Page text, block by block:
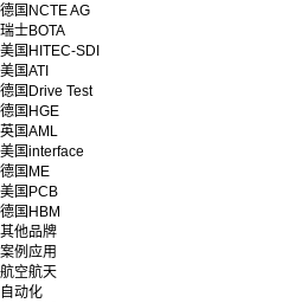
德国NCTE AG
瑞士BOTA
美国HITEC-SDI
美国ATI
德国Drive Test
德国HGE
英国AML
美国interface
德国ME
美国PCB
德国HBM
其他品牌
案例应用
航空航天
自动化